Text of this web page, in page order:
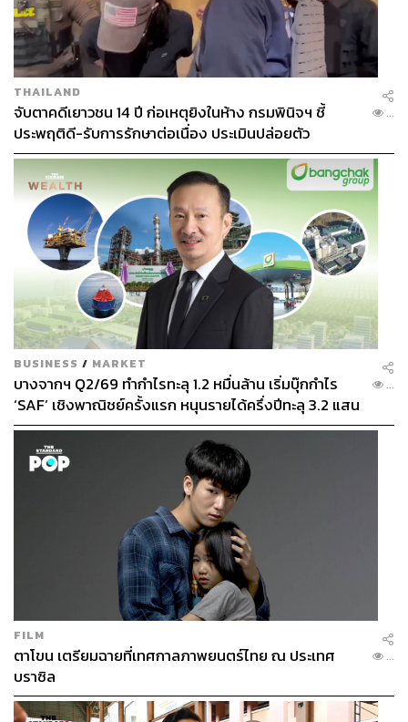
THAILAND
จับตาคดีเยาวชน 14 ปี ก่อเหตุยิงในห้าง กรมพินิจฯ ชี้
ประพฤติดี-รับการรักษาต่อเนื่อง ประเมินปล่อยตัว
...
BUSINESS / MARKET
บางจากฯ Q2/69 ทำกำไรทะลุ 1.2 หมื่นล้าน เริ่มบุ๊กกำไร
‘SAF’ เชิงพาณิชย์ครั้งแรก หนุนรายได้ครึ่งปีทะลุ 3.2 แสน
ล้าน
...
FILM
ตาโขน เตรียมฉายที่เทศกาลภาพยนตร์ไทย ณ ประเทศ
บราซิล
...